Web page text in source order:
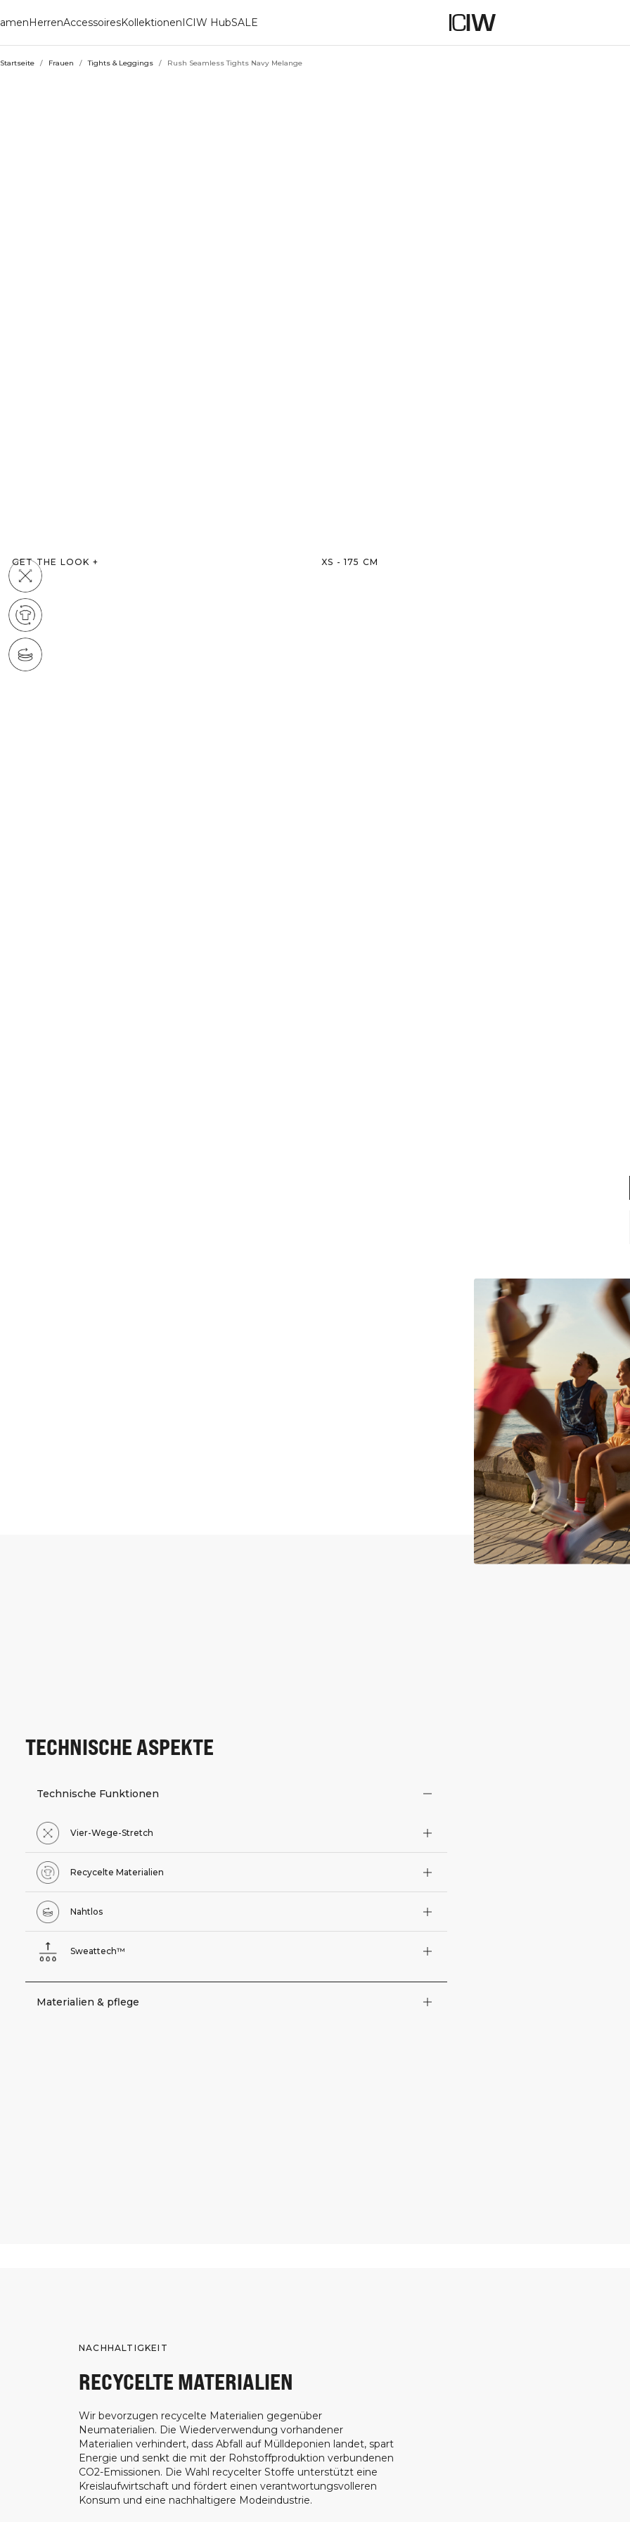
HerrenAccessoiresKollektionenICIW HubSALE
Startseite / Frauen / Tights & Leggings / Rush Seamless Tights Navy Melange
GET THE LOOK + XS - 175 CM
TECHNISCHE ASPEKTE
Technische Funktionen
Vier-Wege-Stretch
Recycelte Materialien
Nahtlos
Sweattech™
Materialien & pflege
NACHHALTIGKEIT
RECYCELTE MATERIALIEN
Wir bevorzugen recycelte Materialien gegenüber
Neumaterialien. Die Wiederverwendung vorhandener
Materialien verhindert, dass Abfall auf Mülldeponien landet, spart
Energie und senkt die mit der Rohstoffproduktion verbundenen
CO2-Emissionen. Die Wahl recycelter Stoffe unterstützt eine
Kreislaufwirtschaft und fördert einen verantwortungsvolleren
Konsum und eine nachhaltigere Modeindustrie.